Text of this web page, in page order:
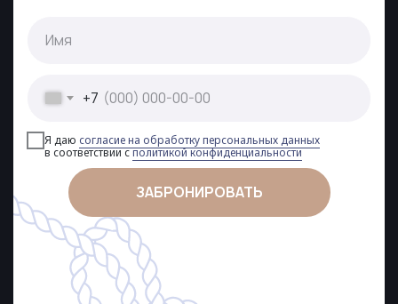
+7
Я даю согласие на обработку персональных данных
в соответствии сполитикой конфиденциальности
ЗАБРОНИРОВАТЬ